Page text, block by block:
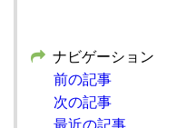
ナビゲーション
前の記事
次の記事